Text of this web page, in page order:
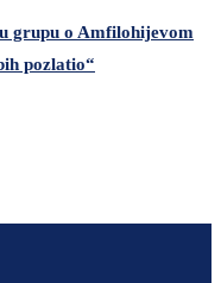
grupu o Amfilohijevom
pozlatio“